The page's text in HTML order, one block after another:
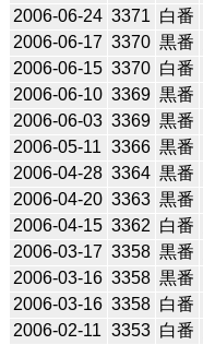
2006-06-24 3371 白番
2006-06-17 3370 黒番
2006-06-15 3370 白番
2006-06-10 3369 黒番
2006-06-03 3369 黒番
2006-05-11 3366 黒番
2006-04-28 3364 黒番
2006-04-20 3363 黒番
2006-04-15 3362 白番
2006-03-17 3358 黒番
2006-03-16 3358 黒番
2006-03-16 3358 白番
2006-02-11 3353 白番